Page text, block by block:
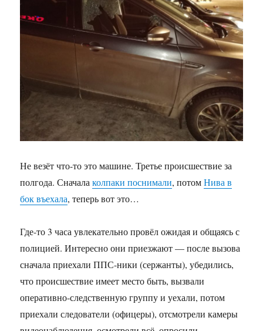
Не везёт что-то это машине. Третье происшествие за
полгода. Сначалаколпаки поснимали, потомНива в
бок въехала, теперь вот это…
Где-то 3 часа увлекательно провёл ожидая и общаясь с
полицией. Интересно они приезжают — после вызова
сначала приехали ППС-ники (сержанты), убедились,
что происшествие имеет место быть, вызвали
оперативно-следственную группу и уехали, потом
приехали следователи (офицеры), отсмотрели камеры